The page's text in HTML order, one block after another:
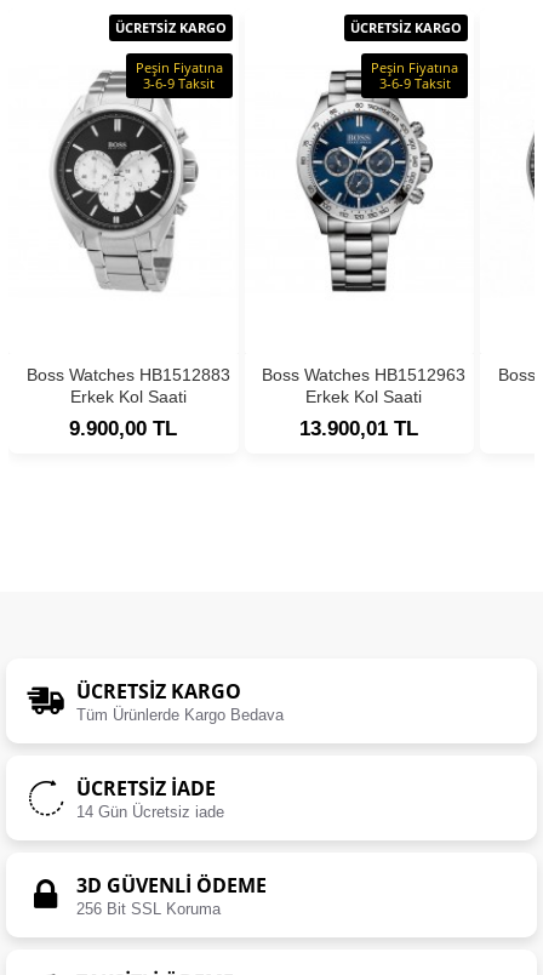
ÜCRETSİZ KARGO
Peşin Fiyatına
3-6-9 Taksit
Boss Watches HB1512883
Erkek Kol Saati
9.900,00 TL
ÜCRETSİZ KARGO
Peşin Fiyatına
3-6-9 Taksit
Boss Watches HB1512963
Erkek Kol Saati
13.900,01 TL
Boss
ÜCRETSIZ KARGO
Tüm Ürünlerde Kargo Bedava
ÜCRETSIZ İADE
14 Gün Ücretsiz iade
3D GÜVENLİ ÖDEME
256 Bit SSL Koruma